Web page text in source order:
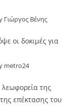
Γιώργος Βένης
οι δοκιμές για
metro24
λεωφορεία της
επέκτασης του